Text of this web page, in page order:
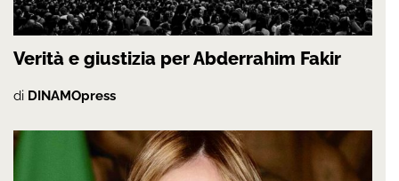
Verità e giustizia per Abderrahim Fakir
di DINAMOpress